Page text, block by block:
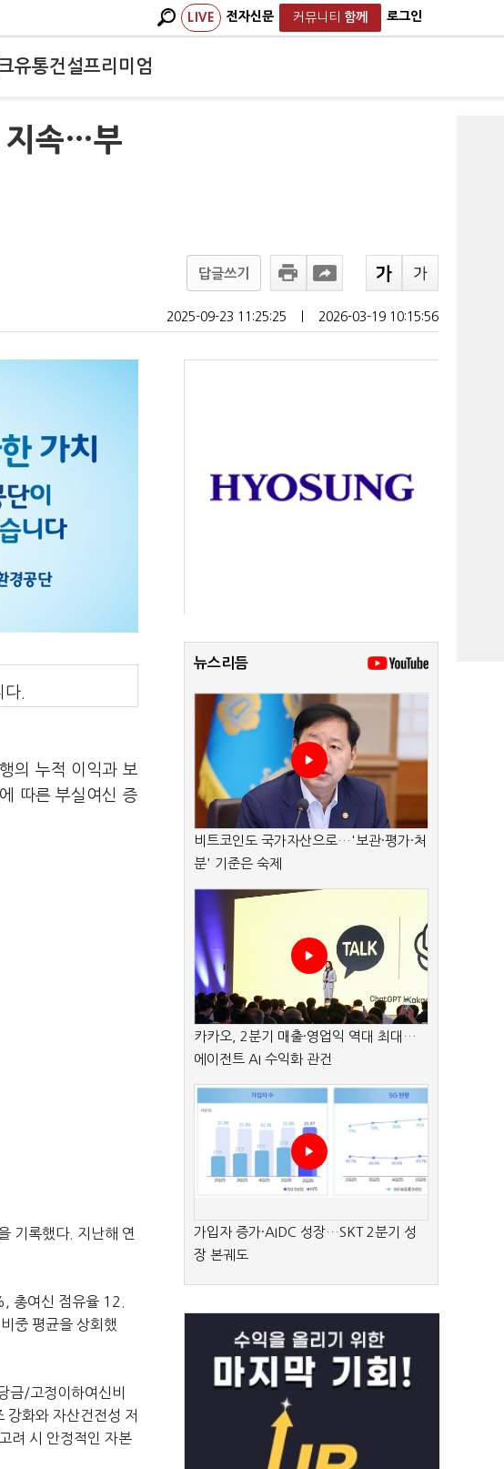
LIVE 전자신문 커뮤니티 함께 로그인
유통건설프리미엄
지속…부
답글쓰기
2025-09-23 11:25:25 2026-03-19 10:15:56
.
의 누적 이익과 보
따른 부실여신 증
기록했다. 지난해 연
총여신 점유율 12.
중 평균을 상회했
금/고정이하여신비
강화와 자산건전성 저
려 시 안정적인 자본
뉴스리듬
비트코인도 국가자산으로…'보관·평가·처
분' 기준은 숙제
카카오, 2분기 매출·영업익 역대 최대…
에이전트 AI 수익화 관건
가입자 증가·AIDC 성장…SKT 2분기 성
장 본궤도